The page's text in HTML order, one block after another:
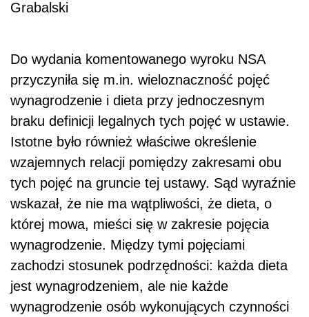
Grabalski
Do wydania komentowanego wyroku NSA
przyczyniła się m.in. wieloznaczność pojęć
wynagrodzenie i dieta przy jednoczesnym
braku definicji legalnych tych pojęć w ustawie.
Istotne było również właściwe określenie
wzajemnych relacji pomiędzy zakresami obu
tych pojęć na gruncie tej ustawy. Sąd wyraźnie
wskazał, że nie ma wątpliwości, że dieta, o
której mowa, mieści się w zakresie pojęcia
wynagrodzenie. Między tymi pojęciami
zachodzi stosunek podrzędności: każda dieta
jest wynagrodzeniem, ale nie każde
wynagrodzenie osób wykonujących czynności